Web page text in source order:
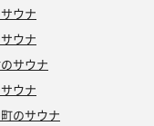
ウナ
ウナ
サウナ
ウナ
のサウナ